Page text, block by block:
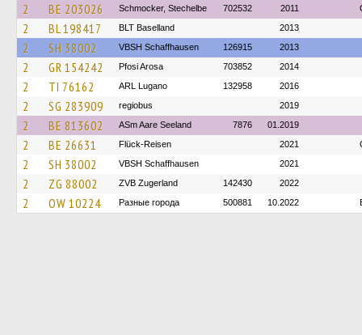
2 BE 203026 Schmocker, Stechelbe 702532 2011
2 BL 198417 BLT Baselland 2013
2 SH 38002 VBSH Schaffhausen 126915 2013
2 GR 154242 Pfosi Arosa 703852 2014
2 TI 76162 ARL Lugano 132958 2016
2 SG 283909 regiobus 2019
2 BE 813602 ASm Aare Seeland 7876 01.2019
2 BE 26631 Flück-Reisen 2021
2 SH 38002 VBSH Schaffhausen 2021
2 ZG 88002 ZVB Zugerland 142430 2022
2 OW 10224 Разные города 500881 10.2022